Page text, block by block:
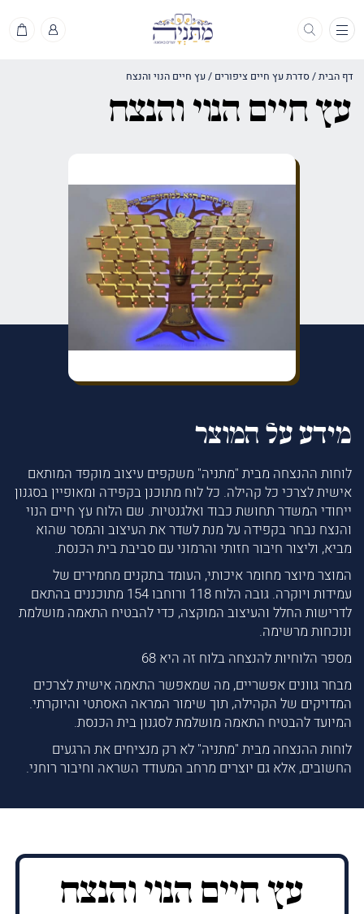
תפריט
דף הבית/סדרת עץ חיים ציפורים /עץ חיים הנוי והנצח
עץ חיים הנוי והנצח
מידע על המוצר
לוחות ההנצחה מבית "מתניה" משקפים עיצוב מוקפד המותאם
אישית לצרכי כל קהילה. כל לוח מתוכנן בקפידה ומאופיין בסגנון
ייחודי המשדר תחושת כבוד ואלגנטיות. שם הלוח עץ חיים הנוי
והנצח נבחר בקפידה על מנת לשדר את העיצוב והמסר שהוא
מביא, וליצור חיבור חזותי והרמוני עם סביבת בית הכנסת.
המוצר מיוצר מחומר איכותי, העומד בתקנים מחמירים של
עמידות ויוקרה. גובה הלוח 118 ורוחבו 154 מתוכננים בהתאם
לדרישות החלל והעיצוב המוקצה, כדי להבטיח התאמה מושלמת
ונוכחות מרשימה.
מספר הלוחיות להנצחה בלוח זה היא 68
מבחר גוונים אפשריים, מה שמאפשר התאמה אישית לצרכים
המדויקים של הקהילה, תוך שימור המראה האסתטי והיוקרתי.
המיועד להבטיח התאמה מושלמת לסגנון בית הכנסת.
לוחות ההנצחה מבית "מתניה" לא רק מנציחים את הרגעים
החשובים, אלא גם יוצרים מרחב המעודד השראה וחיבור רוחני.
עץ חיים הנוי והנצח